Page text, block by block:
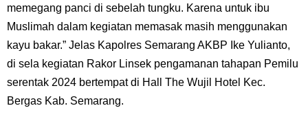
memegang panci di sebelah tungku. Karena untuk ibu
Muslimah dalam kegiatan memasak masih menggunakan
kayu bakar.” Jelas Kapolres Semarang AKBP Ike Yulianto,
di sela kegiatan Rakor Linsek pengamanan tahapan Pemilu
serentak 2024 bertempat di Hall The Wujil Hotel Kec.
Bergas Kab. Semarang.